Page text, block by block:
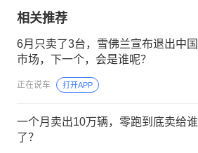
相关推荐
6月只卖了3台，雪佛兰宣布退出中国
市场，下一个，会是谁呢？
正在说车 打开APP
一个月卖出10万辆，零跑到底卖给谁
了？